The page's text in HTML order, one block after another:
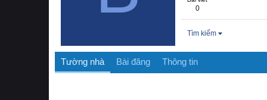
0
Tìm kiếm
Tường nhà Bài đăng Thông tin